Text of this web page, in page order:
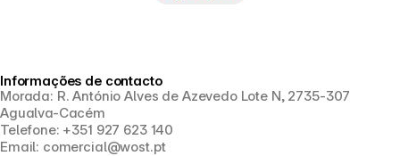
Informações de contacto
Morada: R. António Alves de Azevedo Lote N, 2735-307
Agualva-Cacém
Telefone: +351 927 623 140
Email: comercial@wost.pt